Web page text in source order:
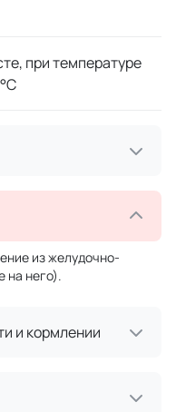
при температуре
из желудочно-
на него).
и кормлении